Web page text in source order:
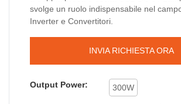
svolge un ruolo indispensabile nel
Inverter e Convertitori.
INVIA RICHIESTA ORA
Output Power: 300W